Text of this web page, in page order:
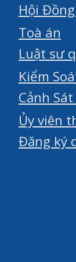
Hội
Toà án
Luật sư
Kiểm
Cảnh
Ủy viên
Đăng ký